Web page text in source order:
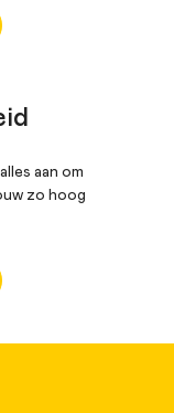
aan om
zo hoog